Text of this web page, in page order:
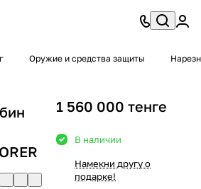
Оружие и средства защиты
1 560 000 тенге
В наличии
Намекни другу о
подарке!